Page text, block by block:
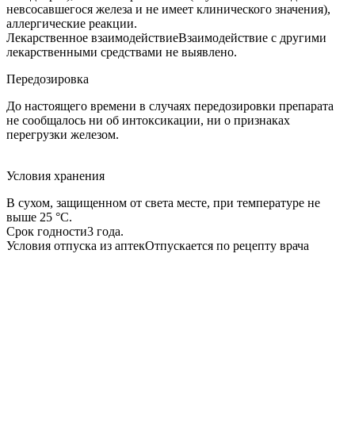
невсосавшегося железа и не имеет клинического значения),
аллергические реакции.
Лекарственное взаимодействиеВзаимодействие с другими
лекарственными средствами не выявлено.
Передозировка
До настоящего времени в случаях передозировки препарата
не сообщалось ни об интоксикации, ни о признаках
перегрузки железом.
Условия хранения
В сухом, защищенном от света месте, при температуре не
выше 25 °C.
Срок годности3 года.
Условия отпуска из аптекОтпускается по рецепту врача